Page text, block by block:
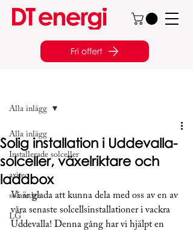
Fri offert
Alla inlägg
Installerade solceller
axitec
solaredge
LG
Alla inlägg
Solig installation i Uddevalla-
solceller, växelriktare och
laddbox
Vi är glada att kunna dela med oss av en av
våra senaste solcellsinstallationer i vackra
Uddevalla! Denna gång har vi hjälpt en